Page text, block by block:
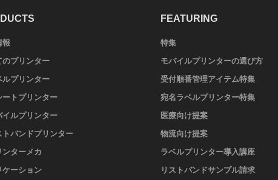
報
のプリンター
ルプリンター
ートプリンター
イルプリンター
トバンドプリンター
ンターメカ
ケーション
FEATURING
特集
モバイルプリンターの選び方
受付順番管理アイテム特集
宛名ラベルプリンター特集
医療向け提案
物流向け提案
ラベルプリンター導入講座
リストバンドサンプル請求